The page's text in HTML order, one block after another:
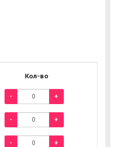
Кол-во
- +
- +
- +